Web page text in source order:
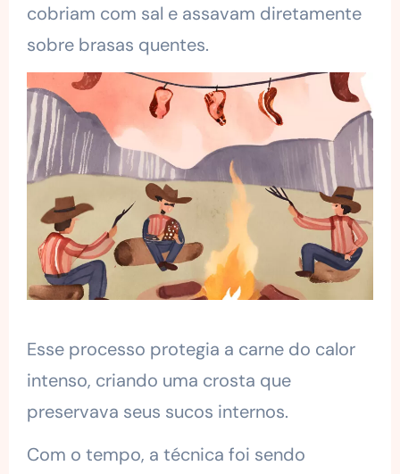
cobriam com sal e assavam diretamente
sobre brasas quentes.
Esse processo protegia a carne do calor
intenso, criando uma crosta que
preservava seus sucos internos.
Com o tempo, a técnica foi sendo